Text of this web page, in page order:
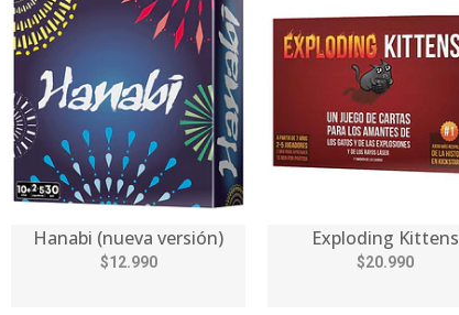
Hanabi (nueva versión)
$12.990
Exploding Kittens
$20.990